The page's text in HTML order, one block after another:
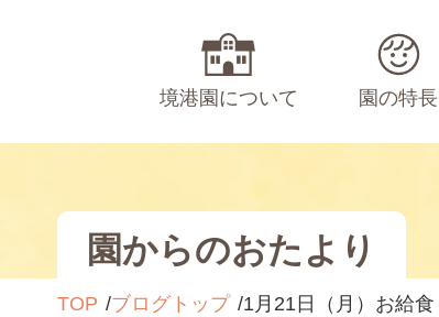
境港園について 園の特長
園からのおたより
TOP ブログトップ 1月21日（月）お給食